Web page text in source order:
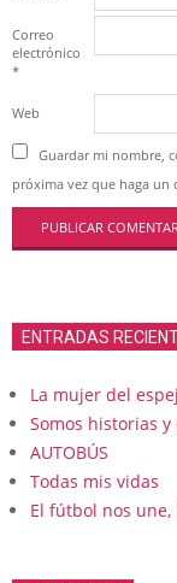
Correo
electrónico
*
Web
Guardar mi nombre,
próxima vez que haga un
ENTRADAS
La mujer del
Somos historias
AUTOBÚS
Todas mis vidas
El fútbol nos une,